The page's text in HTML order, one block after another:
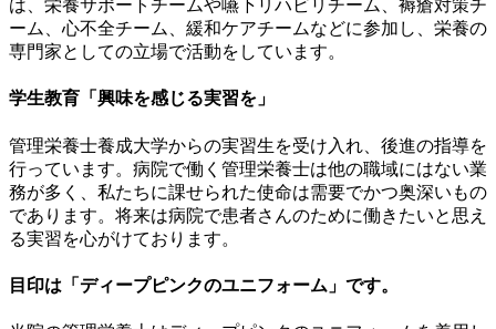
は、栄養サポートチームや嚥下リハビリチーム、褥瘡対策チ
ーム、心不全チーム、緩和ケアチームなどに参加し、栄養の
専門家としての立場で活動をしています。
学生教育「興味を感じる実習を」
管理栄養士養成大学からの実習生を受け入れ、後進の指導を
行っています。病院で働く管理栄養士は他の職域にはない業
務が多く、私たちに課せられた使命は需要でかつ奥深いもの
であります。将来は病院で患者さんのために働きたいと思え
る実習を心がけております。
目印は「ディープピンクのユニフォーム」です。